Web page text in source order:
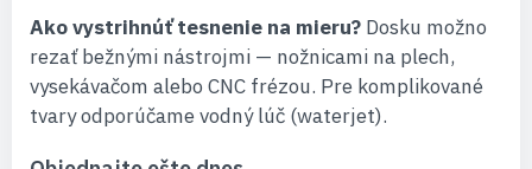
Ako vystrihnúť tesnenie na mieru? Dosku možno
rezať bežnými nástrojmi — nožnicami na plech,
vysekávačom alebo CNC frézou. Pre komplikované
tvary odporúčame vodný lúč (waterjet).